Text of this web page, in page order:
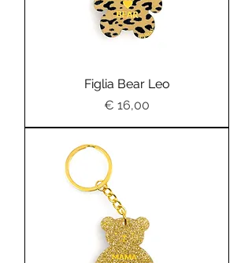
Figlia Bear Leo
Preis
€ 16,00